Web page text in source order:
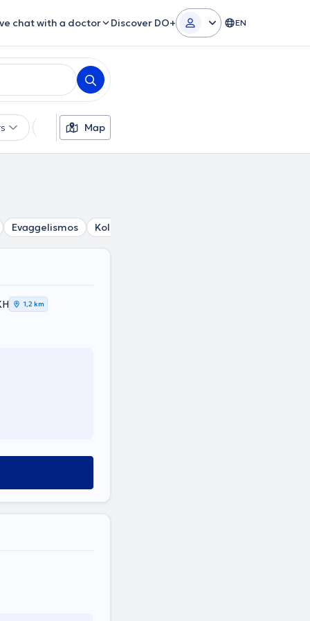
chat with a doctor Discover DO+ EN
LanguagesMap
Evaggelismos Kolonaki
1,2 km